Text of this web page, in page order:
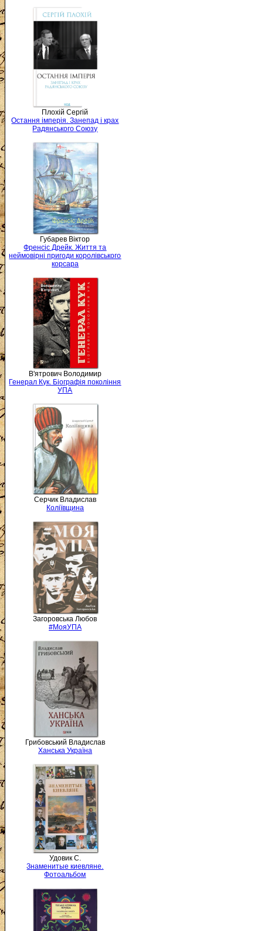
Плохій Сергій
Остання імперія. Занепад і крах
Радянського Союзу
Губарев Віктор
Френсіс Дрейк. Життя та
неймовірні пригоди королівського
корсара
В'ятрович Володимир
Генерал Кук. Біографія покоління
УПА
Серчик Владислав
Коліївщина
Загоровська Любов
#МояУПА
Грибовський Владислав
Ханська Україна
Удовик С.
Знаменитые киевляне.
Фотоальбом